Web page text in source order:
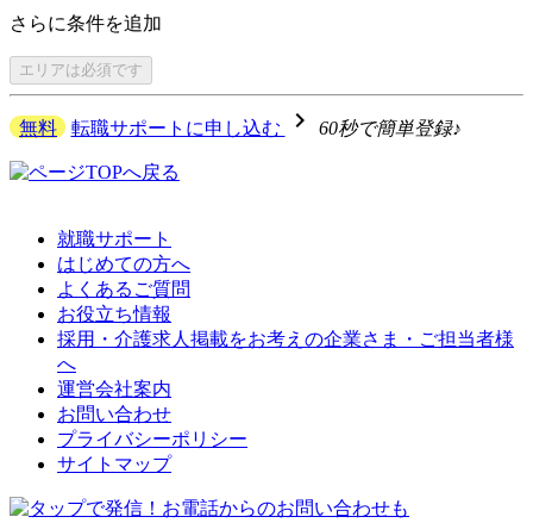
さらに条件を追加
エリアは必須です
無料 転職サポートに申し込む navigate_next 60秒で簡単登録♪
就職サポート
はじめての方へ
よくあるご質問
お役立ち情報
採用・介護求人掲載をお考えの企業さま・ご担当者様
へ
運営会社案内
お問い合わせ
プライバシーポリシー
サイトマップ